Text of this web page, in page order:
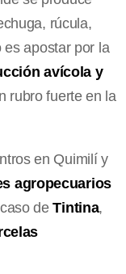
rúcula,
es apostar por la
avícola y
rubro fuerte en la
en Quimilí y
agropecuarios
deTintina,